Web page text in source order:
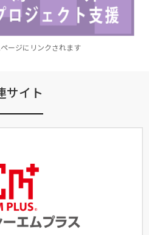
ージにリンクされます
サイト